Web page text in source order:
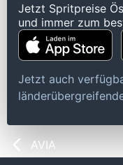
Jetzt Spritpreise
und immer zum
Jetzt auch
AVIA